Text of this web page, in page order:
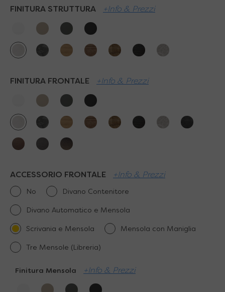
FINITURA STRUTTURA +Info & Prezzi
FINITURA FRONTALE +Info & Prezzi
ACCESSORIO FRONTALE +Info & Prezzi
No Divano Contenitore
Divano Automatico e Mensola
Scrivania e Mensola Mensola con Maniglia
Tre Mensole (Libreria)
Finitura Mensola +Info & Prezzi